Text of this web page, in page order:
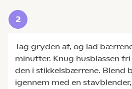
Tag gryden af, og lad
minutter. Knug husblassen
den i stikkelsbærrene. Blend
igennem med en